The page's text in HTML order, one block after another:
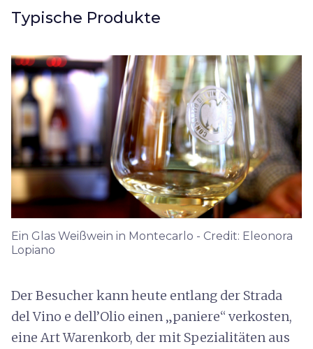
Typische Produkte
Ein Glas Weißwein in Montecarlo - Credit: Eleonora
Lopiano
Der Besucher kann heute entlang der Strada
del Vino e dell’Olio einen „paniere“ verkosten,
eine Art Warenkorb, der mit Spezialitäten aus